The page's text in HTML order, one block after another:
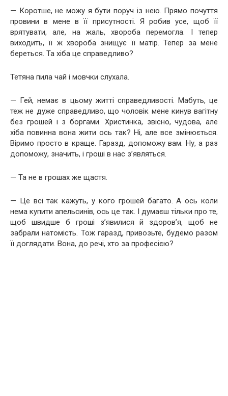
— Коротше, не можу я бути поруч із нею. Прямо почуття
провини в мене в її присутності. Я робив усе, щоб її
врятувати, але, на жаль, хвороба перемогла. І тепер
виходить, її ж хвороба знищує її матір. Тепер за мене
береться. Та хіба це справедливо?
Тетяна пила чай і мовчки слухала.
— Гей, немає в цьому житті справедливості. Мабуть, це
теж не дуже справедливо, що чоловік мене кинув вагітну
без грошей і з боргами. Христинка, звісно, чудова, але
хіба повинна вона жити ось так? Ні, але все змінюється.
Віримо просто в краще. Гаразд, допоможу вам. Ну, а раз
допоможу, значить, і гроші в нас з’являться.
— Та не в грошах же щастя.
— Це всі так кажуть, у кого грошей багато. А ось коли
нема купити апельсинів, ось це так. І думаєш тільки про те,
щоб швидше б гроші з’явилися й здоров’я, щоб не
забрали натомість. Тож гаразд, привозьте, будемо разом
її доглядати. Вона, до речі, хто за професією?